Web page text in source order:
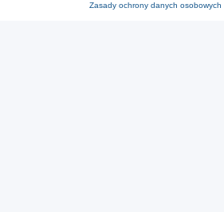
Zasady ochrony danych osobowych